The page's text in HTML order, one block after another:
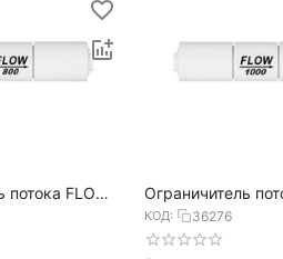
потока FLOW
Ограничитель
1000
КОД: 36276